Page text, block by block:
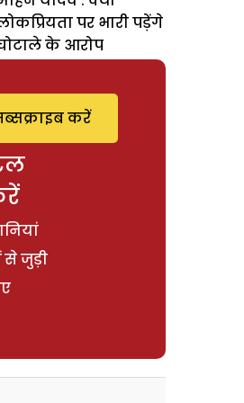
पर भारी पड़ेंगे
के आरोप
से जुड़ी
करें